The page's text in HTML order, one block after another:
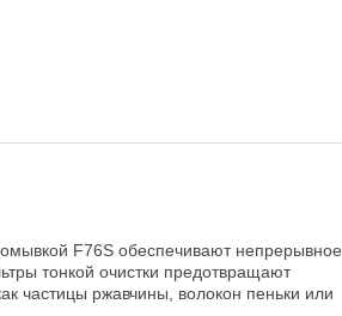
F76S обеспечивают непрерывное
тонкой очистки предотвращают
частицы ржавчины, волокон пеньки или